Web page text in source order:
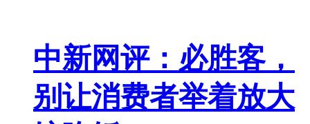
中新网评：必胜客，
别让消费者举着放大